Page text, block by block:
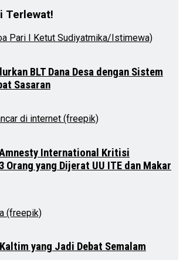
Terlewat!
BLT Dana Desa dengan Sistem
Sasaran
International Kritisi
Orang yang Dijerat UU ITE dan Makar
yang Jadi Debat Semalam